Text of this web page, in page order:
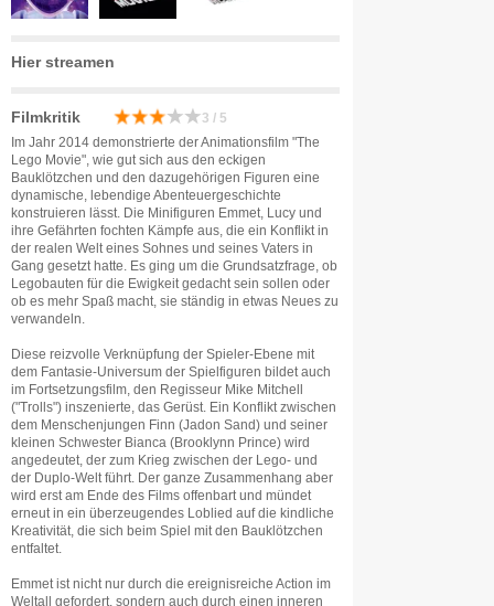
Hier streamen
Filmkritik 3 / 5
Im Jahr 2014 demonstrierte der Animationsfilm "The
Lego Movie", wie gut sich aus den eckigen
Bauklötzchen und den dazugehörigen Figuren eine
dynamische, lebendige Abenteuergeschichte
konstruieren lässt. Die Minifiguren Emmet, Lucy und
ihre Gefährten fochten Kämpfe aus, die ein Konflikt in
der realen Welt eines Sohnes und seines Vaters in
Gang gesetzt hatte. Es ging um die Grundsatzfrage, ob
Legobauten für die Ewigkeit gedacht sein sollen oder
ob es mehr Spaß macht, sie ständig in etwas Neues zu
verwandeln.
Diese reizvolle Verknüpfung der Spieler-Ebene mit
dem Fantasie-Universum der Spielfiguren bildet auch
im Fortsetzungsfilm, den Regisseur Mike Mitchell
("Trolls") inszenierte, das Gerüst. Ein Konflikt zwischen
dem Menschenjungen Finn (Jadon Sand) und seiner
kleinen Schwester Bianca (Brooklynn Prince) wird
angedeutet, der zum Krieg zwischen der Lego- und
der Duplo-Welt führt. Der ganze Zusammenhang aber
wird erst am Ende des Films offenbart und mündet
erneut in ein überzeugendes Loblied auf die kindliche
Kreativität, die sich beim Spiel mit den Bauklötzchen
entfaltet.
Emmet ist nicht nur durch die ereignisreiche Action im
Weltall gefordert, sondern auch durch einen inneren